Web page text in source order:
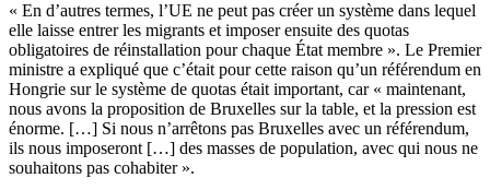
« En d’autres termes, l’UE ne peut pas créer un système dans lequel
elle laisse entrer les migrants et imposer ensuite des quotas
obligatoires de réinstallation pour chaque État membre ». Le Premier
ministre a expliqué que c’était pour cette raison qu’un référendum en
Hongrie sur le système de quotas était important, car « maintenant,
nous avons la proposition de Bruxelles sur la table, et la pression est
énorme. […] Si nous n’arrêtons pas Bruxelles avec un référendum,
ils nous imposeront […] des masses de population, avec qui nous ne
souhaitons pas cohabiter ».